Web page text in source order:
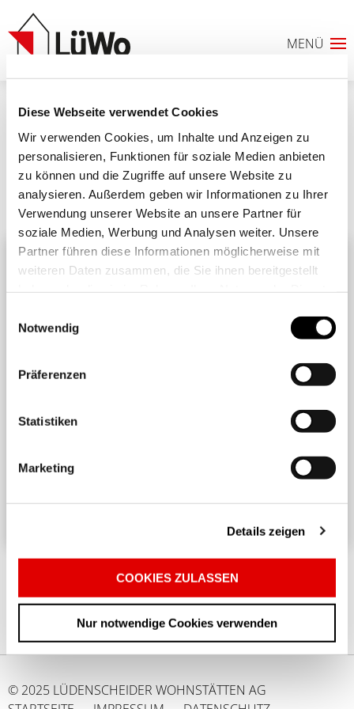
Diese Webseite verwendet Cookies
Wir verwenden Cookies, um Inhalte und Anzeigen zu
personalisieren, Funktionen für soziale Medien anbieten
zu können und die Zugriffe auf unsere Website zu
analysieren. Außerdem geben wir Informationen zu Ihrer
Verwendung unserer Website an unsere Partner für
soziale Medien, Werbung und Analysen weiter. Unsere
Partner führen diese Informationen möglicherweise mit
weiteren Daten zusammen, die Sie ihnen bereitgestellt
Cookies, wenn Sie unsere Webseite weiterhin nutzen.
Notwendig
Präferenzen
Statistiken
Marketing
Details zeigen
COOKIES ZULASSEN
Nur notwendige Cookies verwenden
erfolgsgeschichten_senioren_header
Ähnliche Beiträge Alle Beiträge
Harmonisches Wohnen untereinander
in einem Mehrparteienhaus erfordert
Rücksichtnahme und Achtsamkeit. ...
ANFRAGELISTE
© 2025 LÜDENSCHEIDER WOHNSTÄTTEN AG